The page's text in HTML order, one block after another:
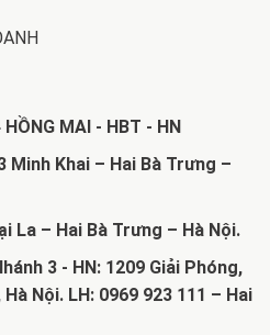
MAI - HBT - HN
Minh Khai – Hai Bà Trưng –
La – Hai Bà Trưng – Hà Nội.
3 - HN: 1209 Giải Phóng,
Nội. LH: 0969 923 111 – Hai